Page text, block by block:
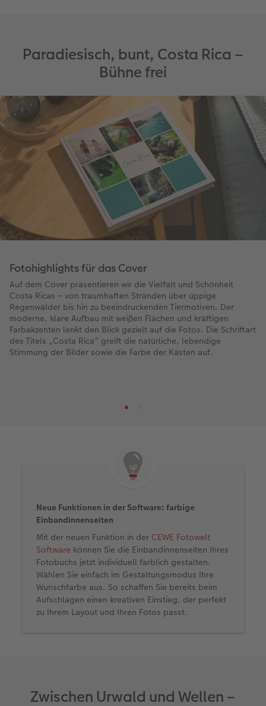
Paradiesisch, bunt, Costa Rica –
Bühne frei
Fotohighlights für das Cover
Auf dem Cover präsentieren wir die Vielfalt und Schönheit
Costa Ricas – von traumhaften Stränden über üppige
Regenwälder bis hin zu beeindruckenden Tiermotiven. Der
moderne, klare Aufbau mit weißen Flächen und kräftigen
Farbakzenten lenkt den Blick gezielt auf die Fotos. Die Schriftart
des Titels „Costa Rica“ greift die natürliche, lebendige
Stimmung der Bilder sowie die Farbe der Kästen auf.
Neue Funktionen in der Software: farbige
Einbandinnenseiten
Mit der neuen Funktion in der CEWE Fotowelt
Software können Sie die Einbandinnenseiten Ihres
Fotobuchs jetzt individuell farblich gestalten.
Wählen Sie einfach im Gestaltungsmodus Ihre
Wunschfarbe aus. So schaffen Sie bereits beim
Aufschlagen einen kreativen Einstieg, der perfekt
zu Ihrem Layout und Ihren Fotos passt.
Zwischen Urwald und Wellen –